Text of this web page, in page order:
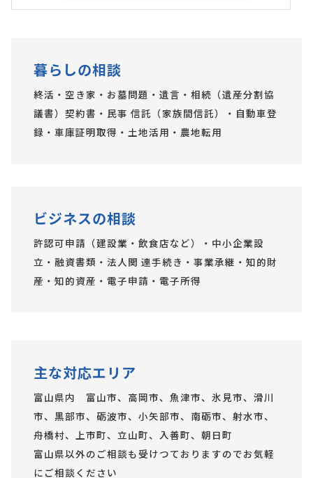
暮らしの相談
終活・空き家・お墓問題・遺言・相続（遺産分割協
議書）契約書・民事 信託（家族間信託）・自動車登
録・車庫証明取得・土地活用・農地転用
ビジネスの相談
許認可申請（建設業・飲食店など）・中小企業設
立・融資書類・法人関 連手続き・事業承継・知的財
産・知的資産・電子申請・電子所得
主な対応エリア
富山県内 富山市、高岡市、魚津市、氷見市、滑川
市、黒部市、砺波市、小矢部市、南砺市、射水市、
舟橋村、上市町、立山町、入善町、朝日町
富山県以外のご相談も受けつておりますのでお気軽
にご相談ください